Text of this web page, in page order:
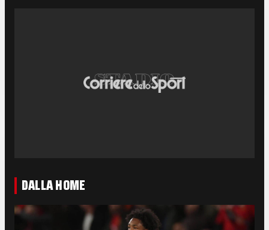
DALLA HOME